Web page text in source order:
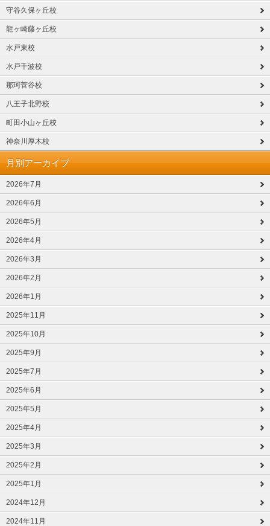
守谷久保ヶ丘校
龍ヶ崎藤ヶ丘校
水戸東校
水戸千波校
那珂菅谷校
八王子北野校
町田小山ヶ丘校
神奈川厚木校
月別アーカイブ
2026年7月
2026年6月
2026年5月
2026年4月
2026年3月
2026年2月
2026年1月
2025年11月
2025年10月
2025年9月
2025年7月
2025年6月
2025年5月
2025年4月
2025年3月
2025年2月
2025年1月
2024年12月
2024年11月